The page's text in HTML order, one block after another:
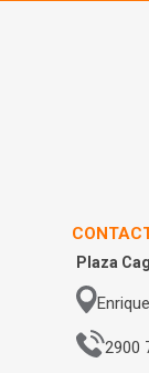
Plaza
2900